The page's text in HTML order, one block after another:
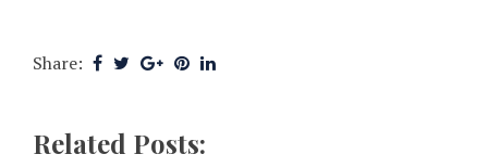
Share:
Related Posts: